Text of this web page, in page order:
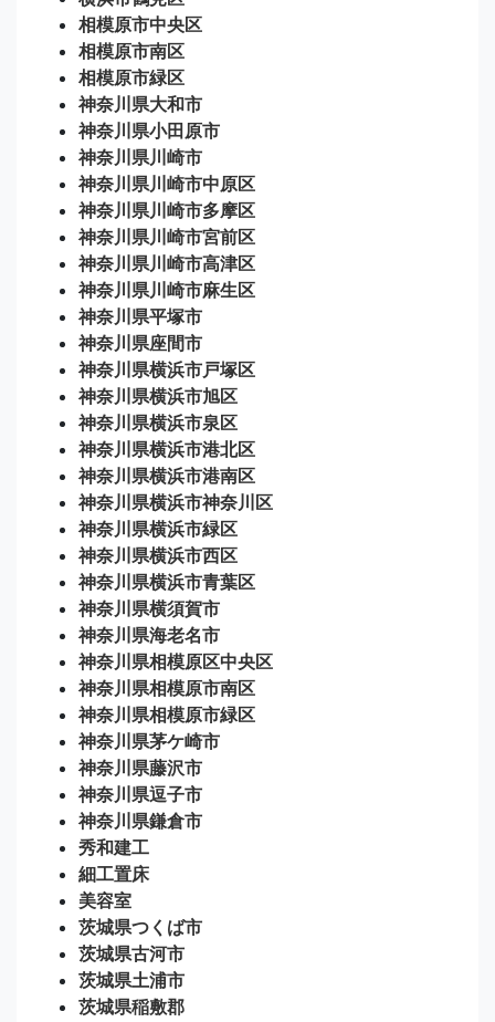
相模原市中央区
相模原市南区
相模原市緑区
神奈川県大和市
神奈川県小田原市
神奈川県川崎市
神奈川県川崎市中原区
神奈川県川崎市多摩区
神奈川県川崎市宮前区
神奈川県川崎市高津区
神奈川県川崎市麻生区
神奈川県平塚市
神奈川県座間市
神奈川県横浜市戸塚区
神奈川県横浜市旭区
神奈川県横浜市泉区
神奈川県横浜市港北区
神奈川県横浜市港南区
神奈川県横浜市神奈川区
神奈川県横浜市緑区
神奈川県横浜市西区
神奈川県横浜市青葉区
神奈川県横須賀市
神奈川県海老名市
神奈川県相模原区中央区
神奈川県相模原市南区
神奈川県相模原市緑区
神奈川県茅ケ崎市
神奈川県藤沢市
神奈川県逗子市
神奈川県鎌倉市
秀和建工
細工置床
美容室
茨城県つくば市
茨城県古河市
茨城県土浦市
茨城県稲敷郡